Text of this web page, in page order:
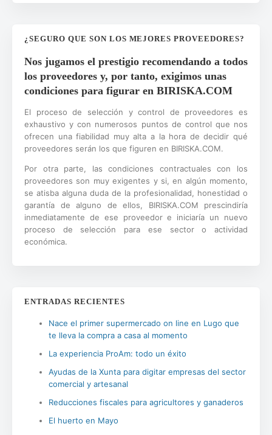
¿SEGURO QUE SON LOS MEJORES PROVEEDORES?
Nos jugamos el prestigio recomendando a todos
los proveedores y, por tanto, exigimos unas
condiciones para figurar en BIRISKA.COM
El proceso de selección y control de proveedores es
exhaustivo y con numerosos puntos de control que nos
ofrecen una fiabilidad muy alta a la hora de decidir qué
proveedores serán los que figuren en BIRISKA.COM.
Por otra parte, las condiciones contractuales con los
proveedores son muy exigentes y si, en algún momento,
se atisba alguna duda de la profesionalidad, honestidad o
garantía de alguno de ellos, BIRISKA.COM prescindiría
inmediatamente de ese proveedor e iniciaría un nuevo
proceso de selección para ese sector o actividad
económica.
ENTRADAS RECIENTES
Nace el primer supermercado on line en Lugo que
te lleva la compra a casa al momento
La experiencia ProAm: todo un éxito
Ayudas de la Xunta para digitar empresas del sector
comercial y artesanal
Reducciones fiscales para agricultores y ganaderos
El huerto en Mayo